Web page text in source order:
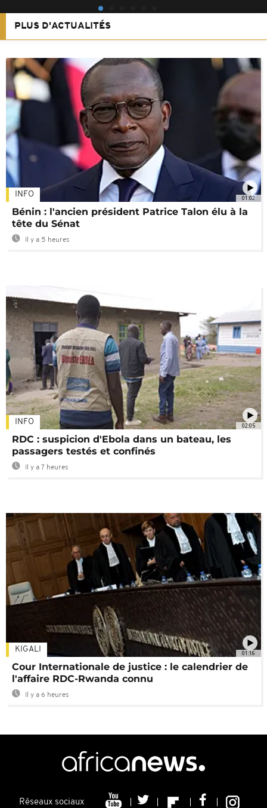
PLUS D'ACTUALITÉS
01:02
INFO
Bénin : l'ancien président Patrice Talon élu à la
tête du Sénat
Il y a 5 heures
02:05
INFO
RDC : suspicion d'Ebola dans un bateau, les
passagers testés et confinés
Il y a 7 heures
01:16
KIGALI
Cour Internationale de justice : le calendrier de
l'affaire RDC-Rwanda connu
Il y a 6 heures
Réseaux sociaux